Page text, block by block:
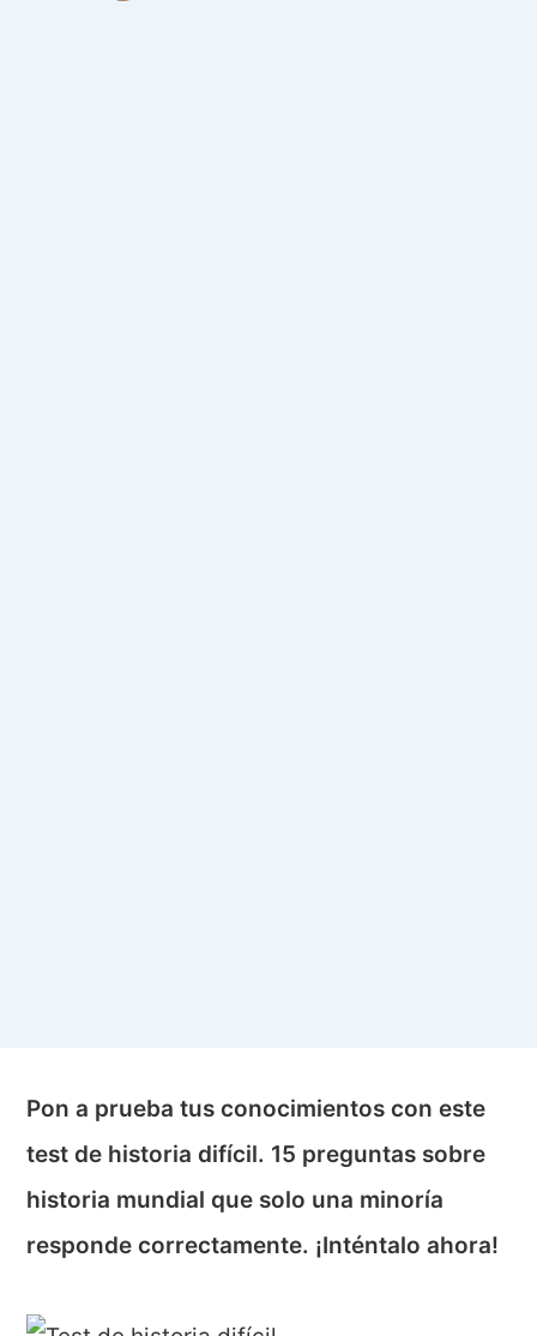
Pon a prueba tus conocimientos con este
test de historia difícil. 15 preguntas sobre
historia mundial que solo una minoría
responde correctamente. ¡Inténtalo ahora!